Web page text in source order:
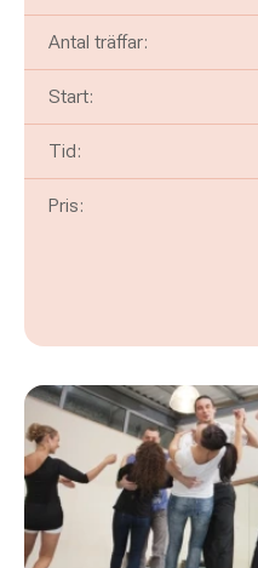
Antal träffar:
Start:
Tid:
Pris: